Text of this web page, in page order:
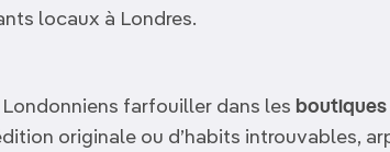
locaux à Londres.
Londonniens farfouiller dans les
originale ou d’habits introuvables,